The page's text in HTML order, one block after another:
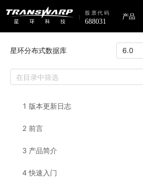
产品
星环分布式数据库 6.0
1 版本更新日志
2 前言
3 产品简介
4 快速入门